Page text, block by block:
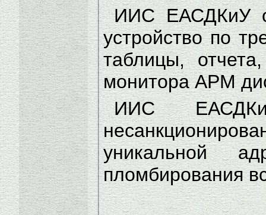
ИИС ЕАСДКиУ
устройство по
таблицы,
монитора АРМ
ИИС
уникальной
пломбирования